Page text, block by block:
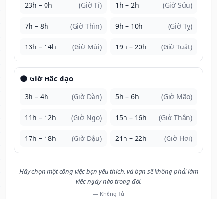
23h – 0h (Giờ Tí) 1h – 2h (Giờ Sửu)
7h – 8h (Giờ Thìn) 9h – 10h (Giờ Tỵ)
13h – 14h (Giờ Mùi) 19h – 20h (Giờ Tuất)
🌑 Giờ Hắc đạo
3h – 4h (Giờ Dần) 5h – 6h (Giờ Mão)
11h – 12h (Giờ Ngọ) 15h – 16h (Giờ Thân)
17h – 18h (Giờ Dậu) 21h – 22h (Giờ Hợi)
Hãy chọn một công việc bạn yêu thích, và bạn sẽ không phải làm
việc ngày nào trong đời.
— Khổng Tử